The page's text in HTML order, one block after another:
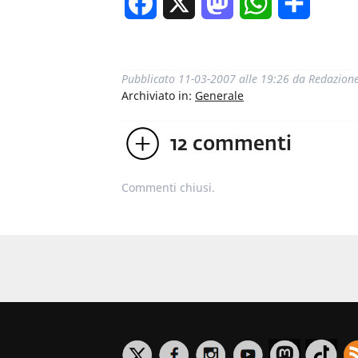
Pubblicato 11-03-2007 alle 19:26 da
Archiviato in: Generale
12 commenti
Commenti chiusi.